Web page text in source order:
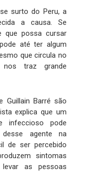
surto do Peru, a
a causa. Se
que possa cursar
até ter algum
que circula no
traz grande
Guillain Barré são
explica que um
infeccioso pode
agente na
de ser percebido
sintomas
as pessoas